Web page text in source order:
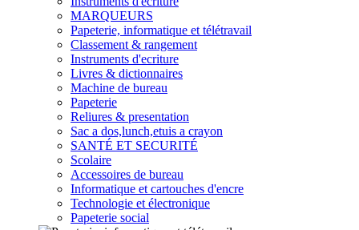
MARQUEURS
Papeterie, informatique et télétravail
Classement & rangement
Instruments d'ecriture
Livres & dictionnaires
Machine de bureau
Papeterie
Reliures & presentation
Sac a dos,lunch,etuis a crayon
SANTÉ ET SECURITÉ
Scolaire
Accessoires de bureau
Informatique et cartouches d'encre
Technologie et électronique
Papeterie social